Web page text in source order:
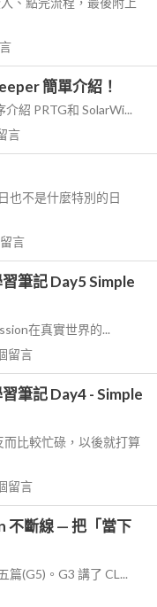
簡單介紹！
紹 PRTG和 SolarWi...
言
也不是什麼特別的日
言
筆記 Day5 Simple
在真實世界的...
留言
筆記 Day4 - Simple
比較忙碌，以後就打算
留言
不斷線 — 把「當下
篇(G5)。G3 講了 CL...